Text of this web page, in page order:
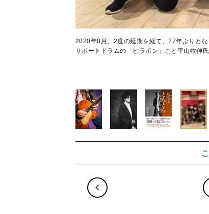
2020年8月、2度の延期を経て、27年ぶりと
サポートドラムの「ヒラポン」こと平山牧伸氏